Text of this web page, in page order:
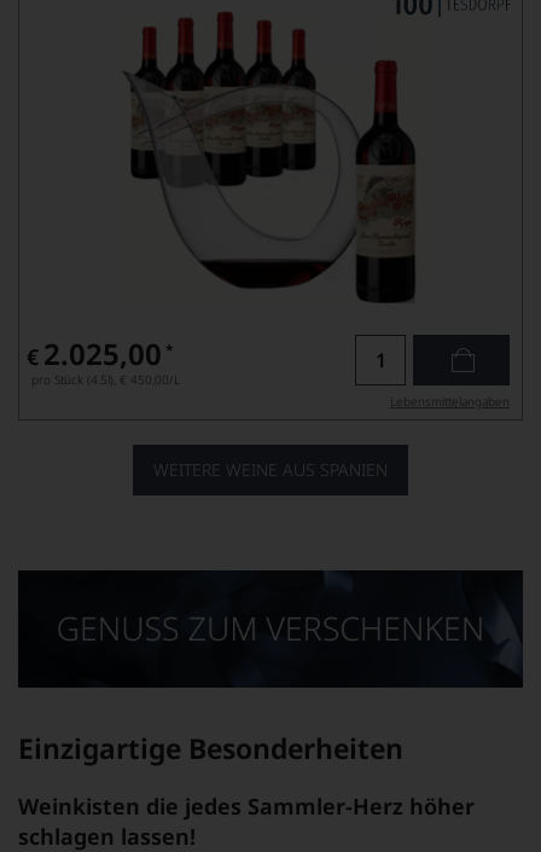
€ 2.025,00 *
pro Stück (4.5l), € 450,00/L
Lebensmittel­angaben
WEITERE WEINE AUS SPANIEN
Einzigartige Besonderheiten
Weinkisten die jedes Sammler-Herz höher
schlagen lassen!